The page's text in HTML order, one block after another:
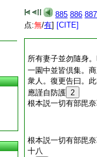
885 886 887
点:無/有] [CITE]
所有妻子並勿隨身
一園中並皆倶集。
衆人。復更告曰。
應謹自防護 2
根本説一切有部毘
根本説一切有部毘
十八